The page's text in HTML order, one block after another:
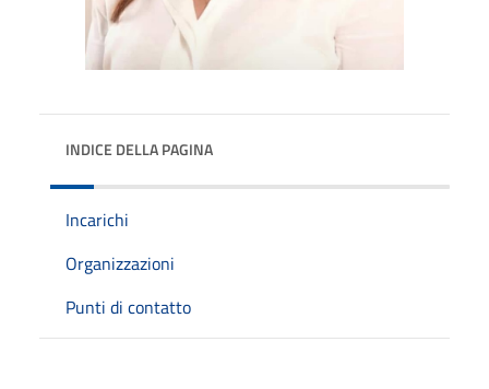
INDICE DELLA PAGINA
Incarichi
Organizzazioni
Punti di contatto